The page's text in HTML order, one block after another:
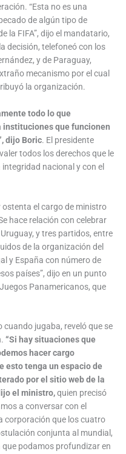
“Esta no es una
de algún tipo de
la FIFA”, dijo el mandatario,
decisión, telefoneó con los
y de Paraguay,
mecanismo por el cual
la organización.
todo lo que
instituciones que funcionen
dijo Boric. El presidente
todos los derechos que le
nacional y con el
el cargo de ministro
hace relación con celebrar
y tres partidos, entre
de la organización del
y España con número de
países”, dijo en un punto
Panamericanos, que
cuando jugaba, reveló que se
“Si hay situaciones que
hacer cargo
esto tenga un espacio de
por el sitio web de la
el ministro,quien precisó
a conversar con el
corporación que los cuatro
conjunta al mundial,
podamos profundizar en